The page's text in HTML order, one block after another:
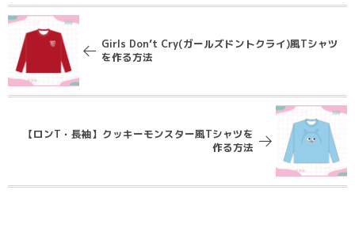
Girls Don’t Cry(ガールズドントクライ)風Tシャツ
を作る方法
【ロンT・長袖】クッキーモンスター風Tシャツを
作る方法